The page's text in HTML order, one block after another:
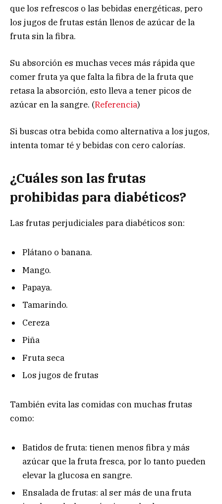
que los refrescos o las bebidas energéticas, pero
los jugos de frutas están llenos de azúcar de la
fruta sin la fibra.
Su absorción es muchas veces más rápida que
comer fruta ya que falta la fibra de la fruta que
retasa la absorción, esto lleva a tener picos de
azúcar en la sangre. (Referencia)
Si buscas otra bebida como alternativa a los jugos,
intenta tomar té y bebidas con cero calorías.
¿Cuáles son las frutas
prohibidas para diabéticos?
Las frutas perjudiciales para diabéticos son:
Plátano o banana.
Mango.
Papaya.
Tamarindo.
Cereza
Piña
Fruta seca
Los jugos de frutas
También evita las comidas con muchas frutas
como:
Batidos de fruta: tienen menos fibra y más
azúcar que la fruta fresca, por lo tanto pueden
elevar la glucosa en sangre.
Ensalada de frutas: al ser más de una fruta